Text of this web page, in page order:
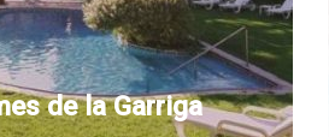
de la Garriga